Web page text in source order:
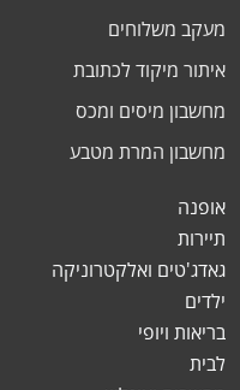
מעקב משלוחים
איתור מיקוד לכתובת
מחשבון מיסים ומכס
מחשבון המרת מטבע
אופנה
תיירות
גאדג'טים ואלקטרוניקה
ילדים
בריאות ויופי
לבית